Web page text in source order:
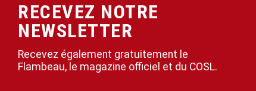
RECEVEZ NOTRE
NEWSLETTER
Recevez également gratuitement le
Flambeau, le magazine officiel et du COSL.